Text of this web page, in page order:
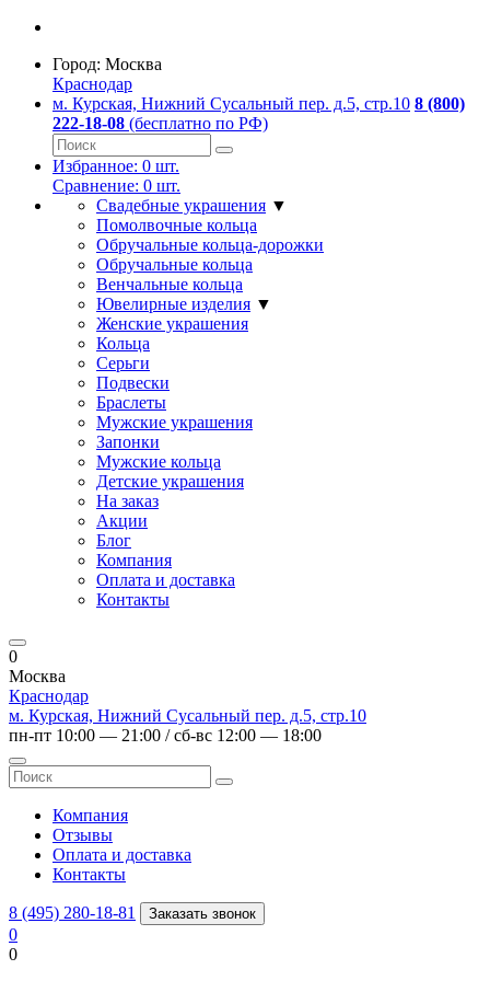
Город: Москва
Краснодар
м. Курская, Нижний Сусальный пер. д.5, стр.10 8 (800)
222-18-08 (бесплатно по РФ)
Избранное: 0 шт.
Сравнение: 0 шт.
Свадебные украшения ▼
Помолвочные кольца
Обручальные кольца-дорожки
Обручальные кольца
Венчальные кольца
Ювелирные изделия ▼
Женские украшения
Кольца
Серьги
Подвески
Браслеты
Мужские украшения
Запонки
Мужские кольца
Детские украшения
На заказ
Акции
Блог
Компания
Оплата и доставка
Контакты
0
Москва
Краснодар
м. Курская, Нижний Сусальный пер. д.5, стр.10
пн-пт 10:00 — 21:00 / сб-вс 12:00 — 18:00
Компания
Отзывы
Оплата и доставка
Контакты
8 (495) 280-18-81 Заказать звонок
0
0